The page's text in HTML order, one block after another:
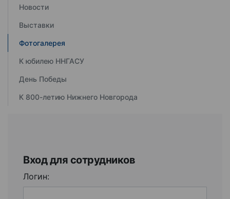
Новости
Выставки
Фотогалерея
К юбилею ННГАСУ
День Победы
К 800-летию Нижнего Новгорода
Вход для сотрудников
Логин: